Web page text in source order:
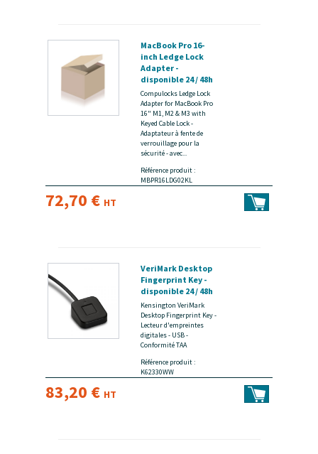
MacBook Pro 16-
inch Ledge Lock
Adapter -
disponible 24 / 48h
Compulocks Ledge Lock
Adapter for MacBook Pro
16" M1, M2 & M3 with
Keyed Cable Lock -
Adaptateur à fente de
verrouillage pour la
sécurité - avec...
Référence produit :
MBPR16LDG02KL
72,70 € HT
VeriMark Desktop
Fingerprint Key -
disponible 24 / 48h
Kensington VeriMark
Desktop Fingerprint Key -
Lecteur d'empreintes
digitales - USB -
Conformité TAA
Référence produit :
K62330WW
83,20 € HT